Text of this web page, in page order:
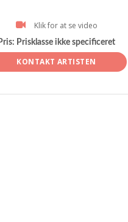
Klik for at se video
Pris: Prisklasse ikke specificeret
KONTAKT ARTISTEN